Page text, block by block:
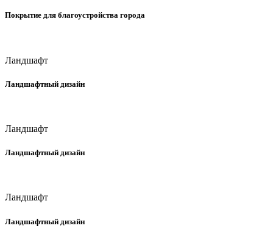
Покрытие для благоустройства города
Ландшафт
Ландшафтный дизайн
Ландшафт
Ландшафтный дизайн
Ландшафт
Ландшафтный дизайн